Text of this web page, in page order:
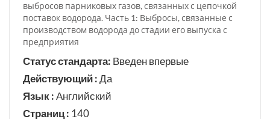
выбросов парниковых газов, связанных с цепочкой
поставок водорода. Часть 1: Выбросы, связанные с
производством водорода до стадии его выпуска с
предприятия
Статус стандарта: Введен впервые
Действующий :Да
Язык :Английский
Страниц : 140